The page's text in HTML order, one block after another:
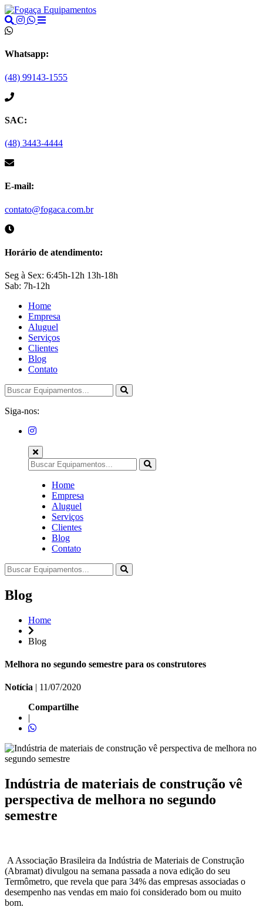
Whatsapp:
(48) 99143-1555
SAC:
(48) 3443-4444
E-mail:
contato@fogaca.com.br
Horário de atendimento:
Seg à Sex: 6:45h-12h 13h-18h
Sab: 7h-12h
Home
Empresa
Aluguel
Serviços
Clientes
Blog
Contato
Siga-nos:
Home
Empresa
Aluguel
Serviços
Clientes
Blog
Contato
Blog
Home
Blog
Melhora no segundo semestre para os construtores
Notícia
11/07/2020
Compartilhe
Indústria de materiais de construção vê
perspectiva de melhora no segundo
semestre
A Associação Brasileira da Indústria de Materiais de Construção
(Abramat) divulgou na semana passada a nova edição do seu
Termômetro, que revela que para 34% das empresas associadas o
desempenho nas vendas em maio foi considerado bom ou muito
bom.